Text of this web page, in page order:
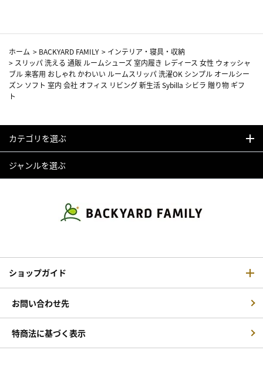
ホーム > BACKYARD FAMILY > インテリア・寝具・収納
> スリッパ 洗える 通販 ルームシューズ 室内履き レディース 女性 ウォッシャ
ブル 来客用 おしゃれ かわいい ルームスリッパ 洗濯OK シンプル オールシー
ズン ソフト 室内 会社 オフィス リビング 新生活 Sybilla シビラ 贈り物 ギフ
ト
カテゴリを選ぶ
ジャンルを選ぶ
ショップガイド
お問い合わせ先
特商法に基づく表示